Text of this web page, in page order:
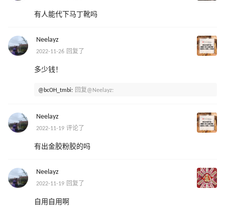
有人能代下马丁靴吗
Neelayz
2022-11-26 回复了
多少钱！
@bcOH_tmbi: 回复@Neelayz:
Neelayz
2022-11-19 评论了
有出金胶粉胶的吗
Neelayz
2022-11-19 回复了
自用自用啊